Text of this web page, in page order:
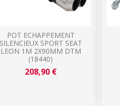
POT ECHAPPEMENT
SILENCIEUX SPORT SEAT
LEON 1M 2X90MM DTM
(18440)
208,90 €